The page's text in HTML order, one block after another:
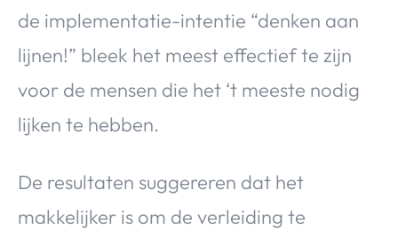
de implementatie-intentie “denken aan
lijnen!” bleek het meest effectief te zijn
voor de mensen die het ‘t meeste nodig
lijken te hebben.
De resultaten suggereren dat het
makkelijker is om de verleiding te